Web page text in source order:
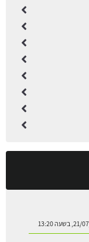
13:13